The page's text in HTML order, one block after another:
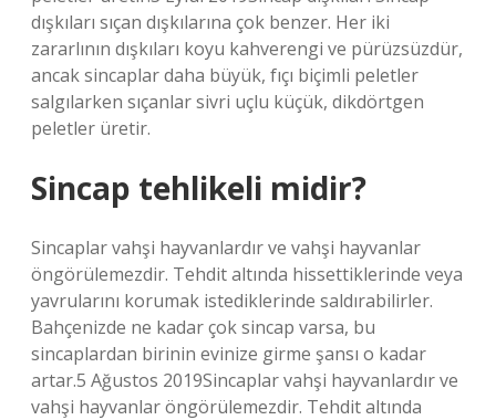
dışkıları sıçan dışkılarına çok benzer. Her iki
zararlının dışkıları koyu kahverengi ve pürüzsüzdür,
ancak sincaplar daha büyük, fıçı biçimli peletler
salgılarken sıçanlar sivri uçlu küçük, dikdörtgen
peletler üretir.
Sincap tehlikeli midir?
Sincaplar vahşi hayvanlardır ve vahşi hayvanlar
öngörülemezdir. Tehdit altında hissettiklerinde veya
yavrularını korumak istediklerinde saldırabilirler.
Bahçenizde ne kadar çok sincap varsa, bu
sincaplardan birinin evinize girme şansı o kadar
artar.5 Ağustos 2019Sincaplar vahşi hayvanlardır ve
vahşi hayvanlar öngörülemezdir. Tehdit altında